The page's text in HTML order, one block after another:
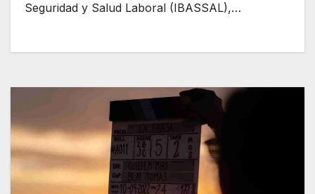
Seguridad y Salud Laboral (IBASSAL),…